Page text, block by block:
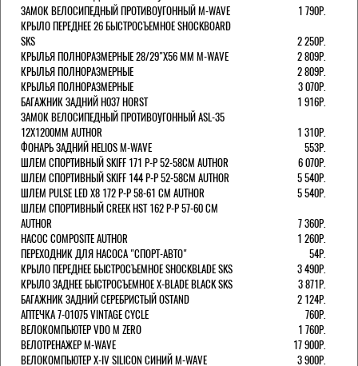
ЗАМОК ВЕЛОСИПЕДНЫЙ ПРОТИВОУГОННЫЙ M-WAVE
1 790Р.
КРЫЛО ПЕРЕДНЕЕ 26 БЫСТРОСЪЕМНОЕ SHOCKBOARD
SKS
2 250Р.
КРЫЛЬЯ ПОЛНОРАЗМЕРНЫЕ 28/29"Х56 ММ M-WAVE
2 809Р.
КРЫЛЬЯ ПОЛНОРАЗМЕРНЫЕ
2 809Р.
КРЫЛЬЯ ПОЛНОРАЗМЕРНЫЕ
3 070Р.
БАГАЖНИК ЗАДНИЙ H037 HORST
1 916Р.
ЗАМОК ВЕЛОСИПЕДНЫЙ ПРОТИВОУГОННЫЙ ASL-35
12Х1200ММ AUTHOR
1 310Р.
ФОНАРЬ ЗАДНИЙ HELIOS M-WAVE
553Р.
ШЛЕМ СПОРТИВНЫЙ SKIFF 171 Р-Р 52-58СМ AUTHOR
6 070Р.
ШЛЕМ СПОРТИВНЫЙ SKIFF 144 Р-Р 52-58СМ AUTHOR
5 540Р.
ШЛЕМ PULSE LED X8 172 Р-Р 58-61 СМ AUTHOR
5 540Р.
ШЛЕМ СПОРТИВНЫЙ CREEK HST 162 Р-Р 57-60 СМ
AUTHOR
7 360Р.
НАСОС COMPOSITE AUTHOR
1 260Р.
ПЕРЕХОДНИК ДЛЯ НАСОСА "СПОРТ-АВТО"
54Р.
КРЫЛО ПЕРЕДНЕЕ БЫСТРОСЪЕМНОЕ SHOCKBLADE SKS
3 490Р.
КРЫЛО ЗАДНЕЕ БЫСТРОСЪЕМНОЕ X-BLADE BLACK SKS
3 871Р.
БАГАЖНИК ЗАДНИЙ СЕРЕБРИСТЫЙ OSTAND
2 124Р.
АПТЕЧКА 7-01075 VINTAGE CYCLE
760Р.
ВЕЛОКОМПЬЮТЕР VDO M ZERO
1 760Р.
ВЕЛОТРЕНАЖЕР M-WAVE
17 900Р.
ВЕЛОКОМПЬЮТЕР X-IV SILICON СИНИЙ M-WAVE
3 900Р.